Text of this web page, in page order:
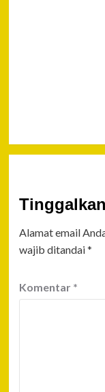
Alamat email
wajib ditandai*
Komentar *